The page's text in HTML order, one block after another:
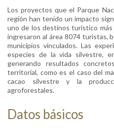
Los proyectos que el Parque
región han tenido un impacto
uno de los destinos turístico
ingresaron al área 8074 turistas,
municipios vinculados. Las
especies de la vida silvestre,
generando resultados
territorial, como es el caso del
cacao silvestre y la
agroforestales.
Datos básicos